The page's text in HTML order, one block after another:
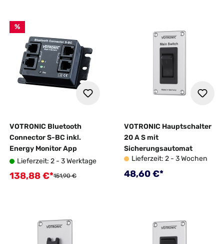
%
VOTRONIC Bluetooth
Connector S-BC inkl.
Energy Monitor App
Lieferzeit: 2 - 3 Werktage
Verkaufspreis:
138,88 €*Regulärer Preis:
151,90 €
VOTRONIC Hauptschalter
20 A S mit
Sicherungsautomat
Lieferzeit: 2 - 3 Wochen
Regulärer Preis:
48,60 €*